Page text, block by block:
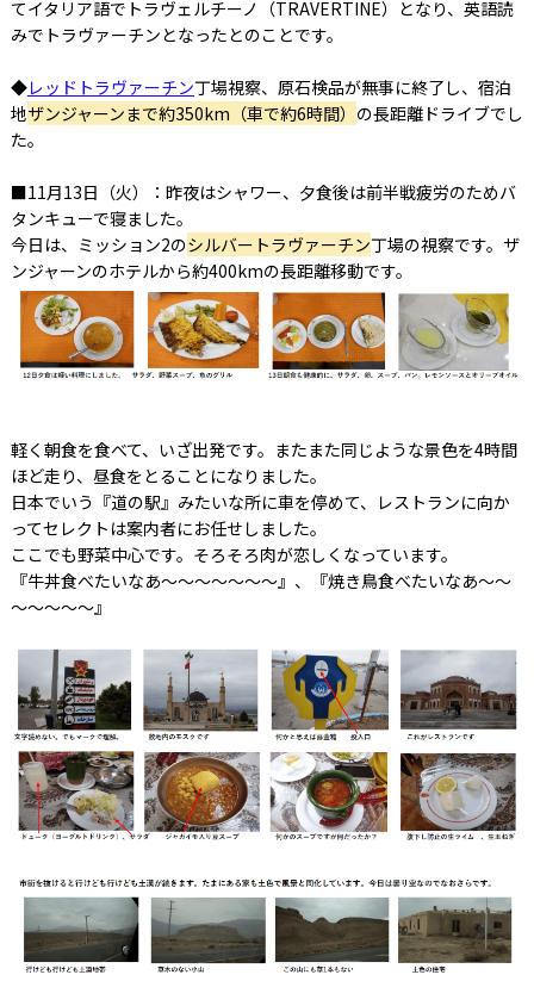
てイタリア語でトラヴェルチーノ（TRAVERTINE）となり、英語読
みでトラヴァーチンとなったとのことです。
◆レッドトラヴァーチン丁場視察、原石検品が無事に終了し、宿泊
地ザンジャーンまで約350km（車で約6時間） の長距離ドライブでし
た。
■11月13日（火）：昨夜はシャワー、夕食後は前半戦疲労のためバ
タンキューで寝ました。
今日は、ミッション2のシルバートラヴァーチン丁場の視察です。ザ
ンジャーンのホテルから約400kmの長距離移動です。
軽く朝食を食べて、いざ出発です。またまた同じような景色を4時間
ほど走り、昼食をとることになりました。
日本でいう『道の駅』みたいな所に車を停めて、レストランに向か
ってセレクトは案内者にお任せしました。
ここでも野菜中心です。そろそろ肉が恋しくなっています。
『牛丼食べたいなあ～～～～～～～』、『焼き鳥食べたいなあ～～
～～～～～』